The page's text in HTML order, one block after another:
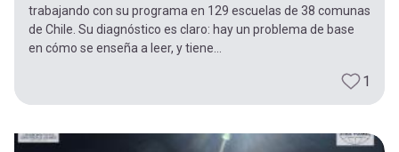
trabajando con su programa en 129 escuelas de 38 comunas
de Chile. Su diagnóstico es claro: hay un problema de base
en cómo se enseña a leer, y tiene...
1